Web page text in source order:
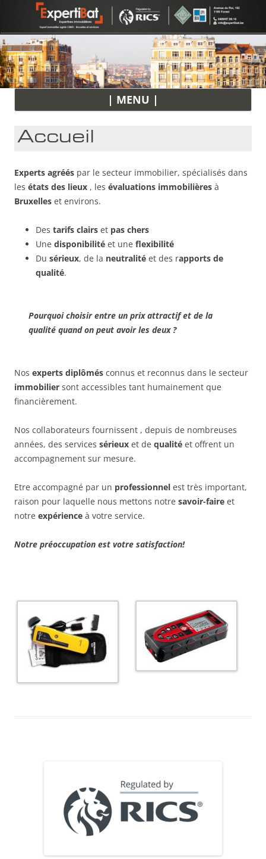
| MENU |
Accueil
Experts agréés par le secteur immobilier, spécialisés dans
les états des lieux , les évaluations immobilières à
Bruxelles et environs.
Des tarifs clairs et pas chers
Une disponibilité et une flexibilité
Du sérieux, de la neutralité et des rapports de
qualité.
Pourquoi choisir entre un prix attractif et de la
qualité quand on peut avoir les deux ?
Nos experts diplômés connus et reconnus dans le secteur
immobilier sont accessibles tant humainement que
financièrement.
Nos collaborateurs fournissent , depuis de nombreuses
années, des services sérieux et de qualité et offrent un
accompagnement sur mesure.
Etre accompagné par un professionnel est très important,
raison pour laquelle nous mettons notre savoir-faire et
notre expérience à votre service.
Notre préoccupation est votre satisfaction!